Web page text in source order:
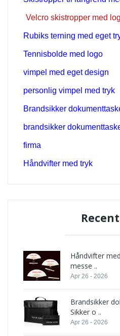
Velcro skistropper med
Rubiks terning med eget
Tennisbolde med logo
vimpel med eget design
personlig vimpel med tryk
Brandsikker
brandsikker
firma
Håndvifter med tryk
Håndvifter
messe ..
Apr 26 - 2026
Brandsikker
Sikker o ..
Apr 26 - 2026